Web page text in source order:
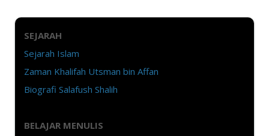
SEJARAH
Sejarah Islam
Zaman Khalifah Utsman bin Affan
Biografi Salafush Shalih
BELAJAR MENULIS